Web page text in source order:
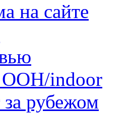
на сайте
indoor
рубежом